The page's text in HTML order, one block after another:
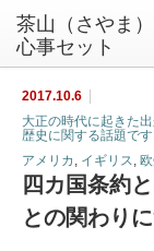
茶山（さやま
心事セット
2017.10.6
大正の時代に起きた
歴史に関する話題です
アメリカ , イギリス,
四カ国条約
との関わり